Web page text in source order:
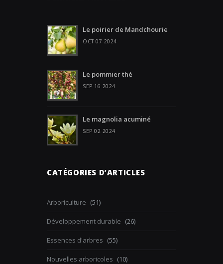
Le poirier de Mandchourie
OCT 07 2024
Le pommier thé
SEP 16 2024
Le magnolia acuminé
SEP 02 2024
CATÉGORIES D’ARTICLES
Arboriculture (51)
Développement durable (26)
Essences d'arbres (55)
Nouvelles arboricoles (10)